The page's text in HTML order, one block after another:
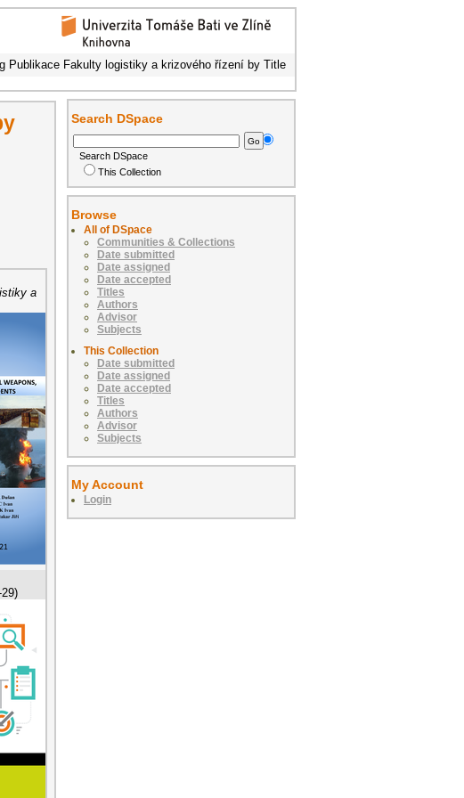
Publikace Fakulty logistiky a krizového řízení by Title
a
)
Search DSpace
Search DSpace
This Collection
Browse
All of DSpace
Communities & Collections
Date submitted
Date assigned
Date accepted
Titles
Authors
Advisor
Subjects
This Collection
Date submitted
Date assigned
Date accepted
Titles
Authors
Advisor
Subjects
My Account
Login